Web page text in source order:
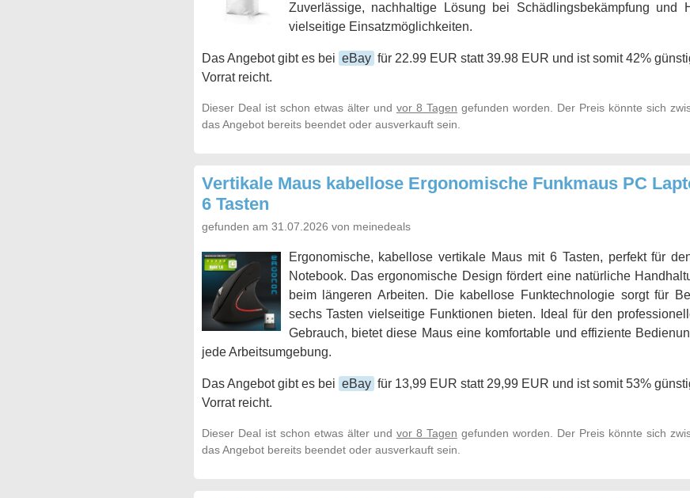
Zuverlässige, nachhaltige Lösung bei Schädlingsbekämpfung und
vielseitige Einsatzmöglichkeiten.
Das Angebot gibt es bei eBay für 22.99 EUR statt 39.98 EUR und ist somit 42%
Vorrat reicht.
Dieser Deal ist schon etwas älter und vor 8 Tagen gefunden worden. Der Preis könnte sich
das Angebot bereits beendet oder ausverkauft sein.
Vertikale Maus kabellose Ergonomische Funkmaus PC
6 Tasten
gefunden am 31.07.2026 von meinedeals
Ergonomische, kabellose vertikale Maus mit 6 Tasten, perfekt für
Notebook. Das ergonomische Design fördert eine natürliche
beim längeren Arbeiten. Die kabellose Funktechnologie sorgt für
sechs Tasten vielseitige Funktionen bieten. Ideal für den
Gebrauch, bietet diese Maus eine komfortable und effiziente
jede Arbeitsumgebung.
Das Angebot gibt es bei eBay für 13,99 EUR statt 29,99 EUR und ist somit 53%
Vorrat reicht.
Dieser Deal ist schon etwas älter und vor 8 Tagen gefunden worden. Der Preis könnte sich
das Angebot bereits beendet oder ausverkauft sein.